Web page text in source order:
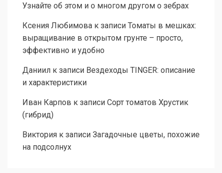
Узнайте об этом и о многом другом о зебрах
Ксения Любимова к записи Томаты в мешках:
выращивание в открытом грунте – просто,
эффективно и удобно
Даниил к записи Вездеходы TINGER: описание
и характеристики
Иван Карпов к записи Сорт томатов Хрустик
(гибрид)
Виктория к записи Загадочные цветы, похожие
на подсолнух